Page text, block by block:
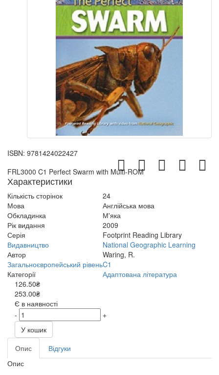
ISBN: 9781424022427
FRL3000 C1 Perfect Swarm with Multi-ROM
Характеристики
Кількість сторінок
24
Мова
Англійська мова
Обкладинка
М'яка
Рік видання
2009
Серія
Footprint Reading Library
Видавництво
National Geographic Learning
Автор
Waring, R.
Загальноєвропейський рівеньC1
Категорії
Адаптована література
126.50₴
253.00₴
Є в наявності
-
+
У кошик
Опис
Відгуки
Опис